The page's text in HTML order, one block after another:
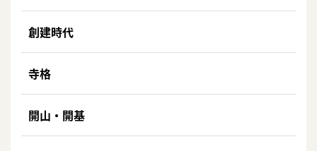
創建時代
寺格
開山・開基